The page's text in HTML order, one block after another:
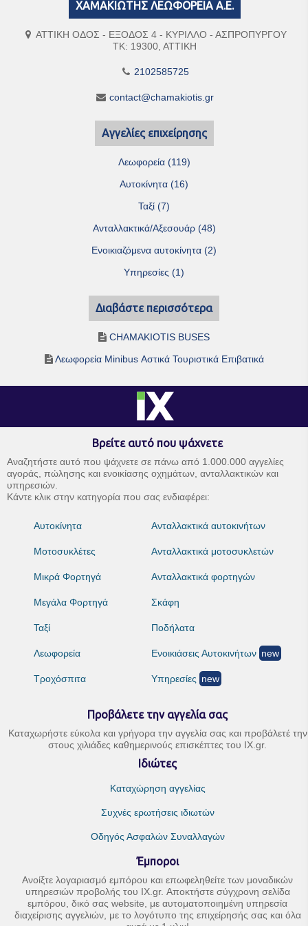
ΧΑΜΑΚΙΩΤΗΣ ΛΕΩΦΟΡΕΙΑ Α.Ε.
ΑΤΤΙΚΗ ΟΔΟΣ - ΕΞΟΔΟΣ 4 - ΚΥΡΙΛΛΟ - ΑΣΠΡΟΠΥΡΓΟΥ
ΤΚ: 19300, ΑΤΤΙΚΗ
2102585725
contact@chamakiotis.gr
Αγγελίες επιχείρησης
Λεωφορεία (119)
Αυτοκίνητα (16)
Ταξί (7)
Ανταλλακτικά/Αξεσουάρ (48)
Ενοικιαζόμενα αυτοκίνητα (2)
Υπηρεσίες (1)
Διαβάστε περισσότερα
CHAMAKIOTIS BUSES
Λεωφορεία Minibus Αστικά Τουριστικά Επιβατικά
Βρείτε αυτό που ψάχνετε
Αναζητήστε αυτό που ψάχνετε σε πάνω από 1.000.000 αγγελίες
αγοράς, πώλησης και ενοικίασης οχημάτων, ανταλλακτικών και
υπηρεσιών.
Κάντε κλικ στην κατηγορία που σας ενδιαφέρει:
Αυτοκίνητα
Μοτοσυκλέτες
Μικρά Φορτηγά
Μεγάλα Φορτηγά
Ταξί
Λεωφορεία
Τροχόσπιτα
Ανταλλακτικά αυτοκινήτων
Ανταλλακτικά μοτοσυκλετών
Ανταλλακτικά φορτηγών
Σκάφη
Ποδήλατα
Ενοικιάσεις Αυτοκινήτων new
Υπηρεσίες new
Προβάλετε την αγγελία σας
Καταχωρήστε εύκολα και γρήγορα την αγγελία σας και προβάλετέ την
στους χιλιάδες καθημερινούς επισκέπτες του IX.gr.
Ιδιώτες
Καταχώρηση αγγελίας
Συχνές ερωτήσεις ιδιωτών
Οδηγός Ασφαλών Συναλλαγών
Έμποροι
Ανοίξτε λογαριασμό εμπόρου και επωφεληθείτε των μοναδικών
υπηρεσιών προβολής του IX.gr. Αποκτήστε σύγχρονη σελίδα
εμπόρου, δικό σας website, με αυτοματοποιημένη υπηρεσία
διαχείρισης αγγελιών, με το λογότυπο της επιχείρησής σας και όλα